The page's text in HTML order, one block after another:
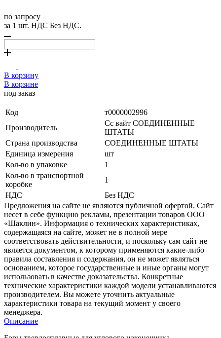
по запросу
за 1 шт. НДС Без НДС.
В корзину
В корзине
под заказ
Код
т0000002996
Производитель
Сс вайт СОЕДИНЕННЫЕ
ШТАТЫ
Страна производства
СОЕДИНЕННЫЕ ШТАТЫ
Единица измерения
шт
Кол-во в упаковке
1
Кол-во в транспортной
коробке
1
НДС
Без НДС
Предложения на сайте не являются публичной офертой. Сайт
несет в себе функцию рекламы, презентации товаров ООО
«Шаклин». Информация о технических характеристиках,
содержащаяся на сайте, может не в полной мере
соответствовать действительности, и поскольку сам сайт не
является документом, к которому применяются какие-либо
правила составления и содержания, он не может являться
основанием, которое государственные и иные органы могут
использовать в качестве доказательства. Конкретные
технические характеристики каждой модели устанавливаются
производителем. Вы можете уточнить актуальные
характеристики товара на текущий момент у своего
менеджера.
Описание